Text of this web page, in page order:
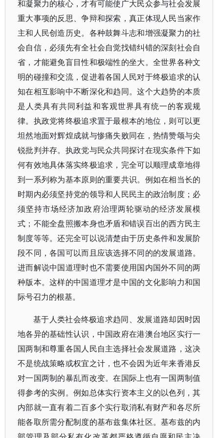
和凝聚力的核心，才有可能使广大民众参与社会发展
重大事项的反思、争辩和探索，真正体现人民当家作
主和人民创造历史。各种鼓舞斗志和增强凝聚力的社
会自信，必须先有全社会自觉找错纠错的深刻社会自
省，才能避免盲目性和极端性的坐大。全世界各种文
明的碰撞和交流，促进着各国人民对于终极追求的认
知在相互影响中不断深化和趋同。这个大趋势的本质
是人类具有共同利益和客观世界具有统一的客观规
律。执政党将终极追求置于最根本的地位，则可以更
坦然地面对辉煌成就与惨痛失败同在，热情赞颂与尖
锐批判并存。执政党与民众共同探讨在现实条件下如
何有效地具体落实终极追求，完全可以顺理成章地得
到一系列称为基本原则的重要共识。例如在相当长的
时期内必须坚持党的领导和人民民主的政治制度；必
须坚持市场经济加政府治理两轮驱动的经济发展模
式；不能全盘照搬本身也矛盾和错误百出的西方民主
制度等等。还完全可以说清楚由于历史条件和发展阶
段不同，各国可以而且应该选择不同的的发展道路。
进而解说中国道理时也不需要使用国内国外不同的两
种版本。这样的中国道理才是中国的文化影响力和国
际号召力的根基。
基于人类社会终极追求趋同、发展道路却因时因
地各异的基础性认识，中国政府在港澳台地区实行一
国两制和尊重各国人民自主选择社会发展道路，这决
不是统战策略或权宜之计，也不会因为近年来香港反
对一国两制的暴乱而改变。在国际上也有一国两制值
得参考的实例。例如总体实行资本主义的以色列，其
内部就一直有着二百多个实行取消私有财产和各尽所
能各取所需分配制度的基布兹集体社区。基布兹的内